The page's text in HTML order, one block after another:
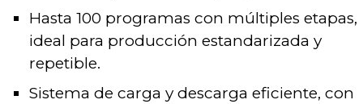
Hasta 100 programas con múltiples etapas,
ideal para producción estandarizada y
repetible.
Sistema de carga y descarga eficiente, con